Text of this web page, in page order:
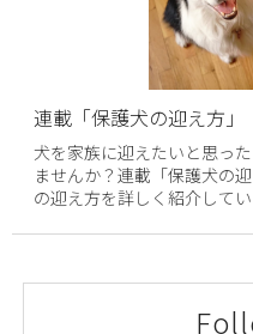
連載「保護犬の迎え方」
犬を家族に迎えたいと思っ
ませんか？連載「保護犬の
の迎え方を詳しく紹介してい